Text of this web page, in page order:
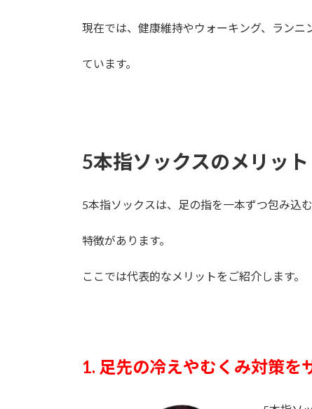
現在では、健康維持やウォーキング、ラン
ています。
5本指ソックスのメリット
5本指ソックスは、足の指を一本ずつ包み込
特徴があります。
ここでは代表的なメリットをご紹介します。
1. 足先の冷えやむくみ対策を